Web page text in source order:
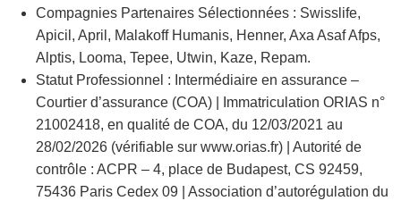
Compagnies Partenaires Sélectionnées : Swisslife,
Apicil, April, Malakoff Humanis, Henner, Axa Asaf Afps,
Alptis, Looma, Tepee, Utwin, Kaze, Repam.
Statut Professionnel : Intermédiaire en assurance –
Courtier d’assurance (COA) | Immatriculation ORIAS n°
21002418, en qualité de COA, du 12/03/2021 au
28/02/2026 (vérifiable sur www.orias.fr) | Autorité de
contrôle : ACPR – 4, place de Budapest, CS 92459,
75436 Paris Cedex 09 | Association d’autorégulation du